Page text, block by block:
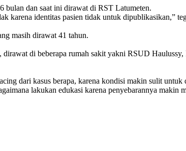
bulan dan saat ini dirawat di RST Latumeten.
karena identitas pasien tidak untuk dipublikasikan,”
masih dirawat 41 tahun.
di beberapa rumah sakit yakni RSUD
dari kasus berapa, karena kondisi makin sulit
lakukan edukasi karena penyebarannya makin